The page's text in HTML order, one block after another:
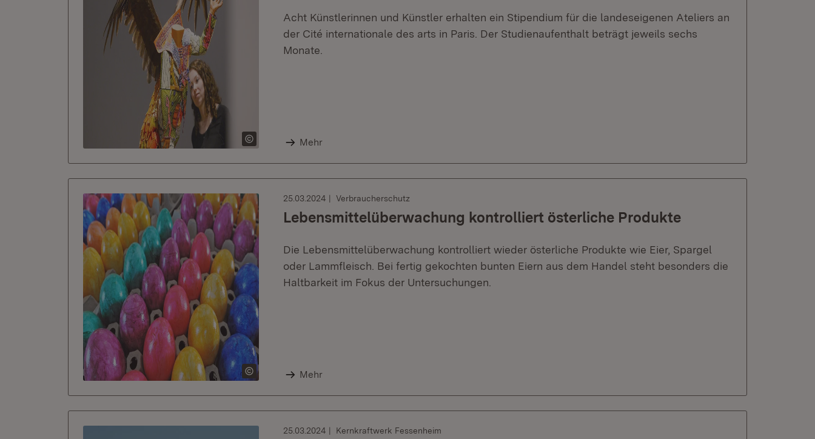
Acht Künstlerinnen und Künstler erhalten ein Stipendium für die landeseigenen Ateliers an
der Cité internationale des arts in Paris. Der Studienaufenthalt beträgt jeweils sechs
Monate.
Mehr
25.03.2024 Verbraucherschutz
Lebensmittelüberwachung kontrolliert österliche Produkte
Die Lebensmittelüberwachung kontrolliert wieder österliche Produkte wie Eier, Spargel
oder Lammfleisch. Bei fertig gekochten bunten Eiern aus dem Handel steht besonders die
Haltbarkeit im Fokus der Untersuchungen.
Mehr
25.03.2024 Kernkraftwerk Fessenheim